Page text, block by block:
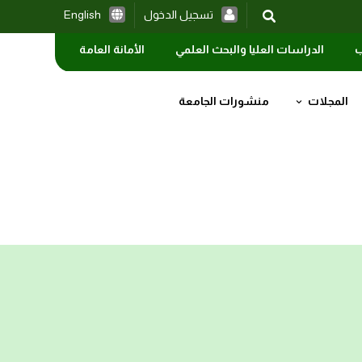
English تسجيل الدخول
الدراسات العليا والبحث العلمي الأمانة العامة
المجلات منشورات الجامعة